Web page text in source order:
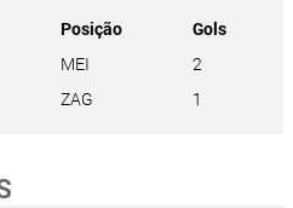
Posição
Gols
MEI
2
ZAG 1